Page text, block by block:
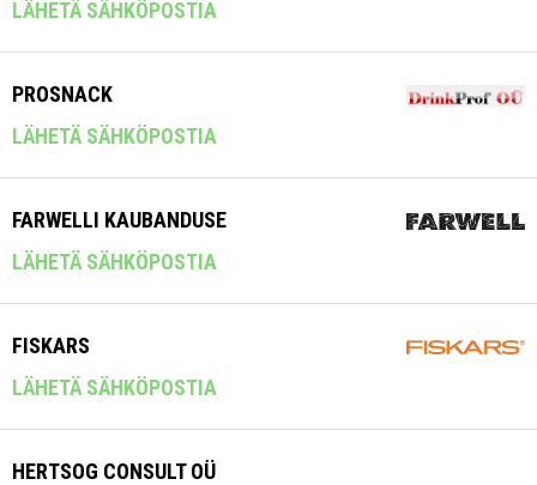
LÄHETÄ SÄHKÖPOSTIA
PROSNACK
LÄHETÄ SÄHKÖPOSTIA
FARWELLI KAUBANDUSE
LÄHETÄ SÄHKÖPOSTIA
FISKARS
LÄHETÄ SÄHKÖPOSTIA
HERTSOG CONSULT OÜ